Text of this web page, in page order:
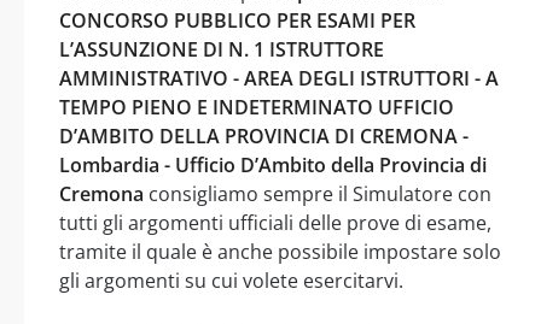
CONCORSO PUBBLICO PER ESAMI PER
L’ASSUNZIONE DI N. 1 ISTRUTTORE
AMMINISTRATIVO - AREA DEGLI ISTRUTTORI - A
TEMPO PIENO E INDETERMINATO UFFICIO
D’AMBITO DELLA PROVINCIA DI CREMONA -
Lombardia - Ufficio D’Ambito della Provincia di
Cremona consigliamo sempre il Simulatore con
tutti gli argomenti ufficiali delle prove di esame,
tramite il quale è anche possibile impostare solo
gli argomenti su cui volete esercitarvi.